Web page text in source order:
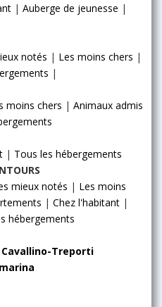
| Auberge de jeunesse |
notés | Les moins chers |
|
moins chers | Animaux admis
| Tous les hébergements
mieux notés | Les moins
| Chez l'habitant |
hébergements
Treporti